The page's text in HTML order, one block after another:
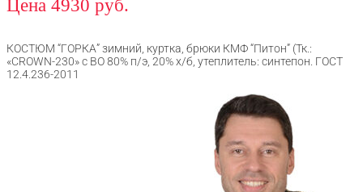
Цена 4930 руб.
КОСТЮМ “ГОРКА” зимний, куртка, брюки КМФ “Питон” (Тк.:
«CROWN-230» с ВО 80% п/э, 20% х/б, утеплитель: синтепон. ГОСТ
12.4.236-2011